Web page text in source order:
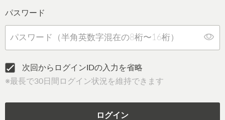
パスワード
次回からログインIDの入力を省略
※最長で30日間ログイン状況を維持できます
ログイン